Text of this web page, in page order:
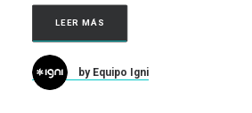
LEER MÁS
by Equipo Igni